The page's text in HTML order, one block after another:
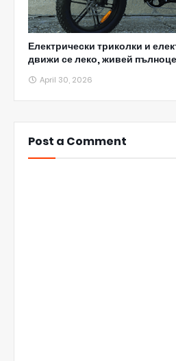
Електрически триколки и
движи се леко, живей
April 30, 2026
Post a Comment